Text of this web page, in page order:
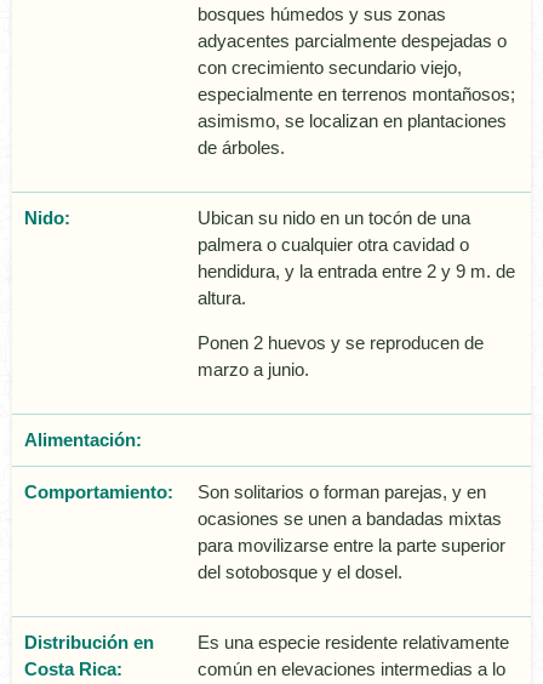
bosques húmedos y sus zonas
adyacentes parcialmente despejadas o
con crecimiento secundario viejo,
especialmente en terrenos montañosos;
asimismo, se localizan en plantaciones
de árboles.
Nido:
Ubican su nido en un tocón de una
palmera o cualquier otra cavidad o
hendidura, y la entrada entre 2 y 9 m. de
altura.
Ponen 2 huevos y se reproducen de
marzo a junio.
Alimentación:
Comportamiento:
Son solitarios o forman parejas, y en
ocasiones se unen a bandadas mixtas
para movilizarse entre la parte superior
del sotobosque y el dosel.
Distribución en
Costa Rica:
Es una especie residente relativamente
común en elevaciones intermedias a lo